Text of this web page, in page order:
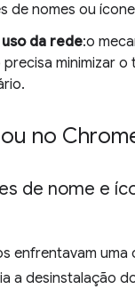
de nomes ou
da rede:o
precisa minimizar
no
de nome e
enfrentavam uma
a desinstalação